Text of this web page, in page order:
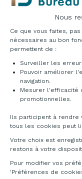
Nous
Plateforme de
Ce que vous faites,
nécessaires au bon
permettent de :
Surveiller les
Pouvoir améliorer
navigation.
Mesurer l'efficacité
promotionnelles.
Ils participent à rendre
tous les cookies peut
Votre choix est
restons à votre
Pour modifier vos
'Préférences de
les multitudes
gamme. Pour
04 76 96 82 06